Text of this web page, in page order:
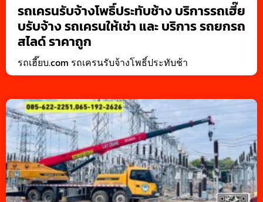
รถเครนรับจ้างโพธิ์ประทับช้าง บริการรถเฮี๊ย
บรับจ้าง รถเครนให้เช่า และ บริการ รถยกรถ
สไลด์ ราคาถูก
รถเฮี๊ยบ.com รถเครนรับจ้างโพธิ์ประทับช้า